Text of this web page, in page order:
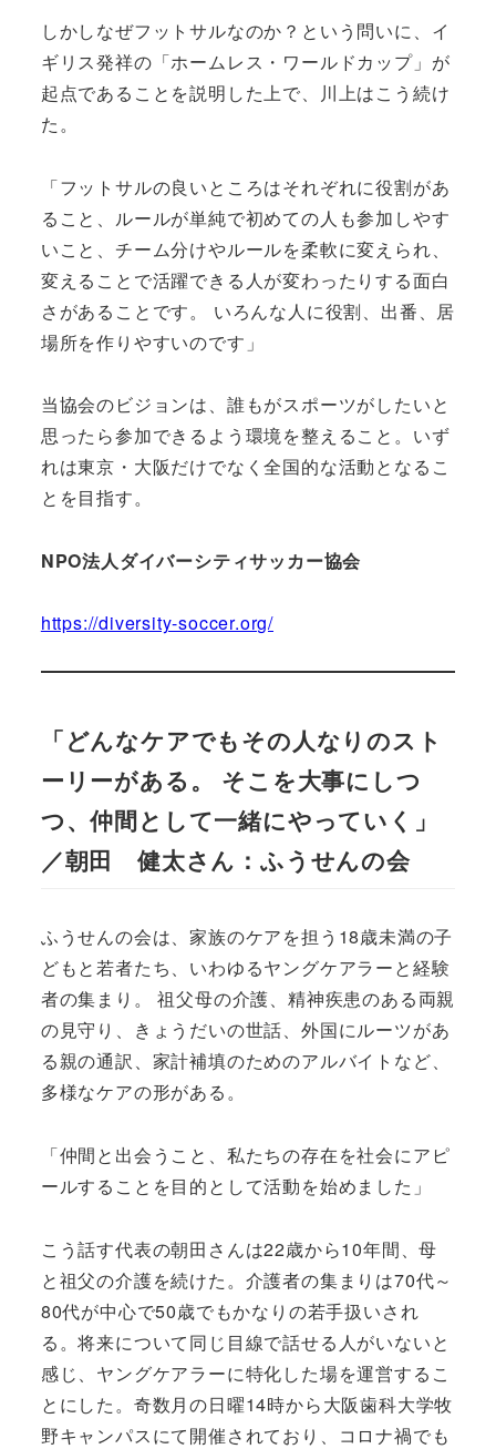
しかしなぜフットサルなのか？という問いに、イ
ギリス発祥の「ホームレス・ワールドカップ」が
起点であることを説明した上で、川上はこう続け
た。
「フットサルの良いところはそれぞれに役割があ
ること、ルールが単純で初めての人も参加しやす
いこと、チーム分けやルールを柔軟に変えられ、
変えることで活躍できる人が変わったりする面白
さがあることです。 いろんな人に役割、出番、居
場所を作りやすいのです」
当協会のビジョンは、誰もがスポーツがしたいと
思ったら参加できるよう環境を整えること。いず
れは東京・大阪だけでなく全国的な活動となるこ
とを目指す。
NPO法人ダイバーシティサッカー協会
https://diversity-soccer.org/
「どんなケアでもその人なりのスト
ーリーがある。 そこを大事にしつ
つ、仲間として一緒にやっていく」
／朝田 健太さん：ふうせんの会
ふうせんの会は、家族のケアを担う18歳未満の子
どもと若者たち、いわゆるヤングケアラーと経験
者の集まり。 祖父母の介護、精神疾患のある両親
の見守り、きょうだいの世話、外国にルーツがあ
る親の通訳、家計補填のためのアルバイトなど、
多様なケアの形がある。
「仲間と出会うこと、私たちの存在を社会にアピ
ールすることを目的として活動を始めました」
こう話す代表の朝田さんは22歳から10年間、母
と祖父の介護を続けた。介護者の集まりは70代～
80代が中心で50歳でもかなりの若手扱いされ
る。将来について同じ目線で話せる人がいないと
感じ、ヤングケアラーに特化した場を運営するこ
とにした。奇数月の日曜14時から大阪歯科大学牧
野キャンパスにて開催されており、コロナ禍でも